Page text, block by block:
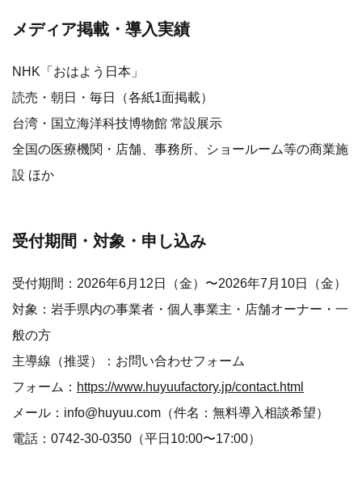
メディア掲載・導入実績
NHK「おはよう日本」
読売・朝日・毎日（各紙1面掲載）
台湾・国立海洋科技博物館 常設展示
全国の医療機関・店舗、事務所、ショールーム等の商業施
設 ほか
受付期間・対象・申し込み
受付期間：2026年6月12日（金）〜2026年7月10日（金）
対象：岩手県内の事業者・個人事業主・店舗オーナー・一
般の方
主導線（推奨）：お問い合わせフォーム
フォーム： https://www.huyuufactory.jp/contact.html
メール：info@huyuu.com（件名：無料導入相談希望）
電話：0742-30-0350（平日10:00〜17:00）